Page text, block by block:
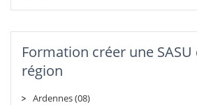
Formation créer une
région
Ardennes (08)